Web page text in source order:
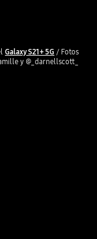
Galaxy S21+ 5G / Fotos
y @_darnellscott_